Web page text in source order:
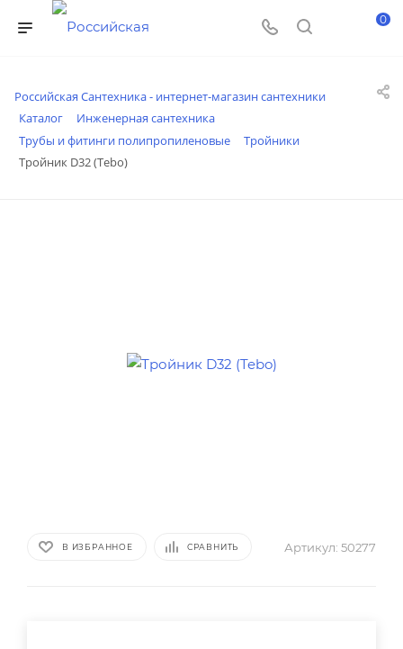
0
Российская Сантехника - интернет-магазин сантехники
Каталог
Инженерная сантехника
Трубы и фитинги полипропиленовые
Тройники
Тройник D32 (Tebo)
В ИЗБРАННОЕ СРАВНИТЬ Артикул: 50277